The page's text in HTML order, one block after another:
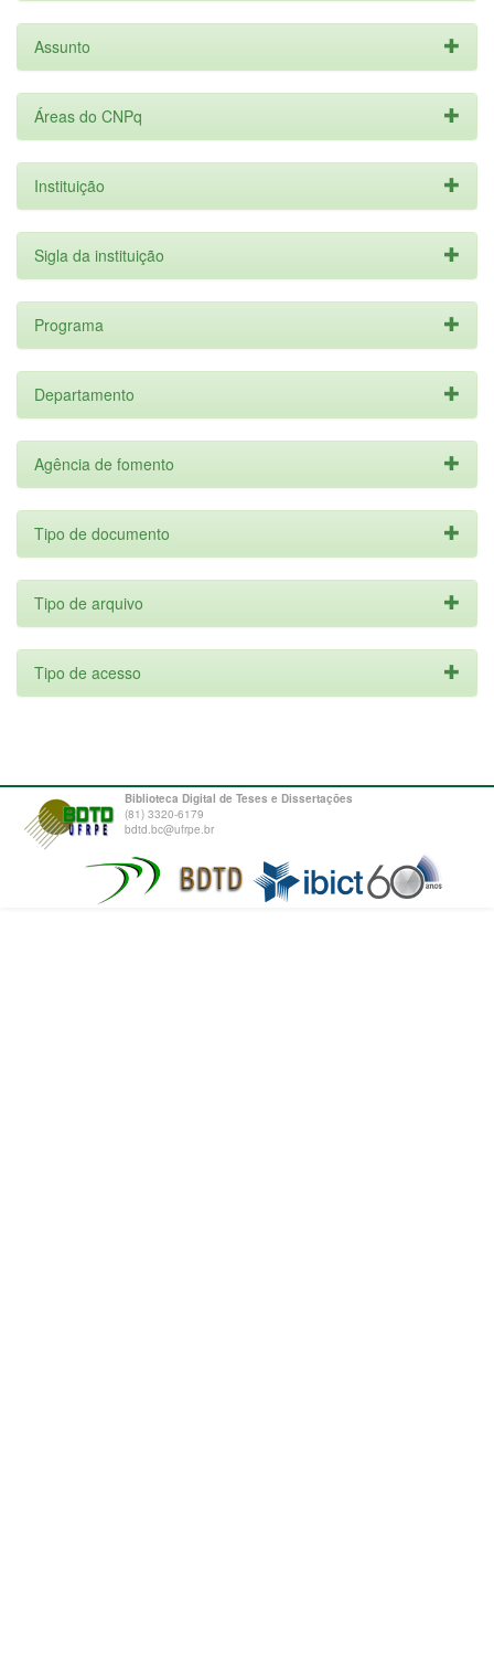
Assunto
Áreas do CNPq
Instituição
Sigla da instituição
Programa
Departamento
Agência de fomento
Tipo de documento
Tipo de arquivo
Tipo de acesso
Biblioteca Digital de Teses e Dissertações
(81) 3320-6179
bdtd.bc@ufrpe.br